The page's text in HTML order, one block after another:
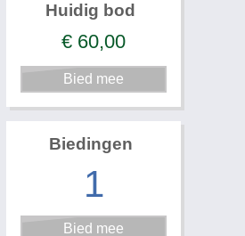
Huidig bod
€ 60,00
Biedingen
1